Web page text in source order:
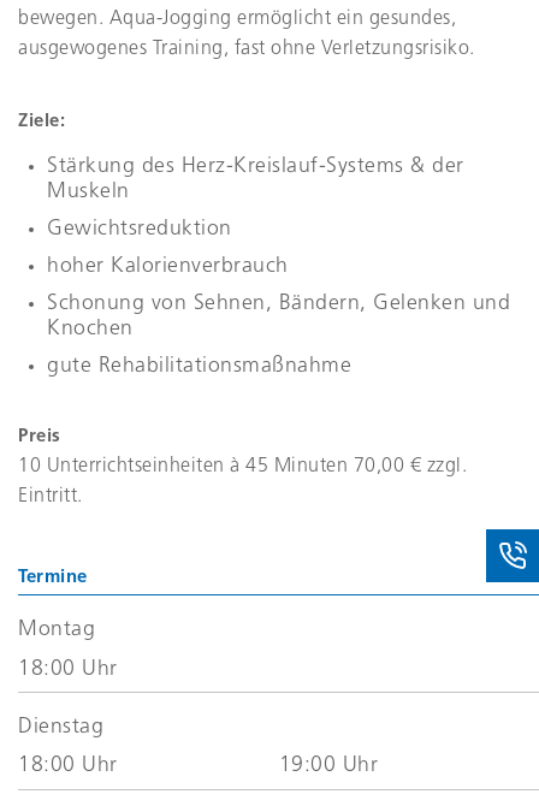
bewegen. Aqua-Jogging ermöglicht ein gesundes,
ausgewogenes Training, fast ohne Verletzungsrisiko.
Ziele:
Stärkung des Herz-Kreislauf-Systems & der
Muskeln
Gewichtsreduktion
hoher Kalorienverbrauch
Schonung von Sehnen, Bändern, Gelenken und
Knochen
gute Rehabilitationsmaßnahme
Preis
10 Unterrichtseinheiten à 45 Minuten 70,00 € zzgl.
Eintritt.
Termine
Montag
18:00 Uhr
Dienstag
18:00 Uhr
19:00 Uhr